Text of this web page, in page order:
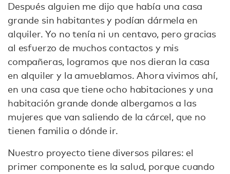
Después alguien me dijo que había una casa
grande sin habitantes y podían dármela en
alquiler. Yo no tenía ni un centavo, pero gracias
al esfuerzo de muchos contactos y mis
compañeras, logramos que nos dieran la casa
en alquiler y la amueblamos. Ahora vivimos ahí,
en una casa que tiene ocho habitaciones y una
habitación grande donde albergamos a las
mujeres que van saliendo de la cárcel, que no
tienen familia o dónde ir.
Nuestro proyecto tiene diversos pilares: el
primer componente es la salud, porque cuando